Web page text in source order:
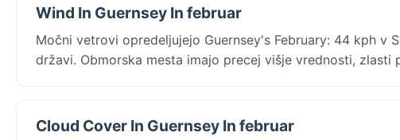
Wind In Guernsey In februar
Močni vetrovi opredeljujejo Guernsey's February: 44 kph v
državi. Obmorska mesta imajo precej višje vrednosti, zlasti
Cloud Cover In Guernsey In februar